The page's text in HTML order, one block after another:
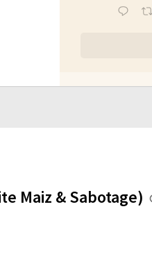
Maiz & Sabotage)